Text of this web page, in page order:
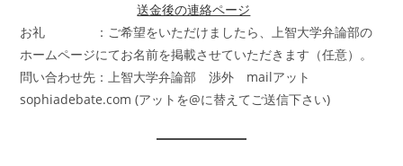
送金後の連絡ページ
お礼 ：ご希望をいただけましたら、上智大学弁論部の
ホームページにてお名前を掲載させていただきます（任意）。
問い合わせ先：上智大学弁論部 渉外 mailアット
sophiadebate.com (アットを@に替えてご送信下さい)